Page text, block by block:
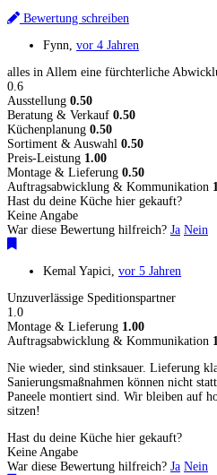
Bewertung schreiben
Fynn, vor 4 Jahren
alles in Allem eine fürchterliche
0.6
Ausstellung 0.50
Beratung & Verkauf 0.50
Küchenplanung 0.50
Sortiment & Auswahl 0.50
Preis-Leistung 1.00
Montage & Lieferung 0.50
Auftragsabwicklung & Kommunikation
Hast du deine Küche hier gekauft?
Keine Angabe
War diese Bewertung hilfreich? Ja Nein
Kemal Yapici, vor 5 Jahren
Unzuverlässige Speditionspartner
1.0
Montage & Lieferung 1.00
Auftragsabwicklung & Kommunikation
Nie wieder, sind stinksauer. Lieferung
Sanierungsmaßnahmen können nicht
Paneele montiert sind. Wir bleiben auf
sitzen!
Hast du deine Küche hier gekauft?
Keine Angabe
War diese Bewertung hilfreich? Ja Nein